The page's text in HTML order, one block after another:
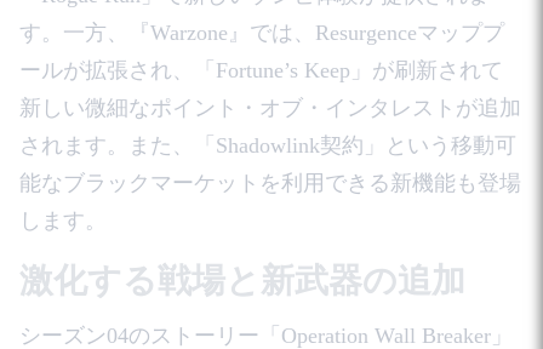
す。一方、『Warzone』では、Resurgenceマッププ
ールが拡張され、「Fortune’s Keep」が刷新されて
新しい微細なポイント・オブ・インタレストが追加
されます。また、「Shadowlink契約」という移動可
能なブラックマーケットを利用できる新機能も登場
します。
激化する戦場と新武器の追加
シーズン04のストーリー「Operation Wall Breaker」